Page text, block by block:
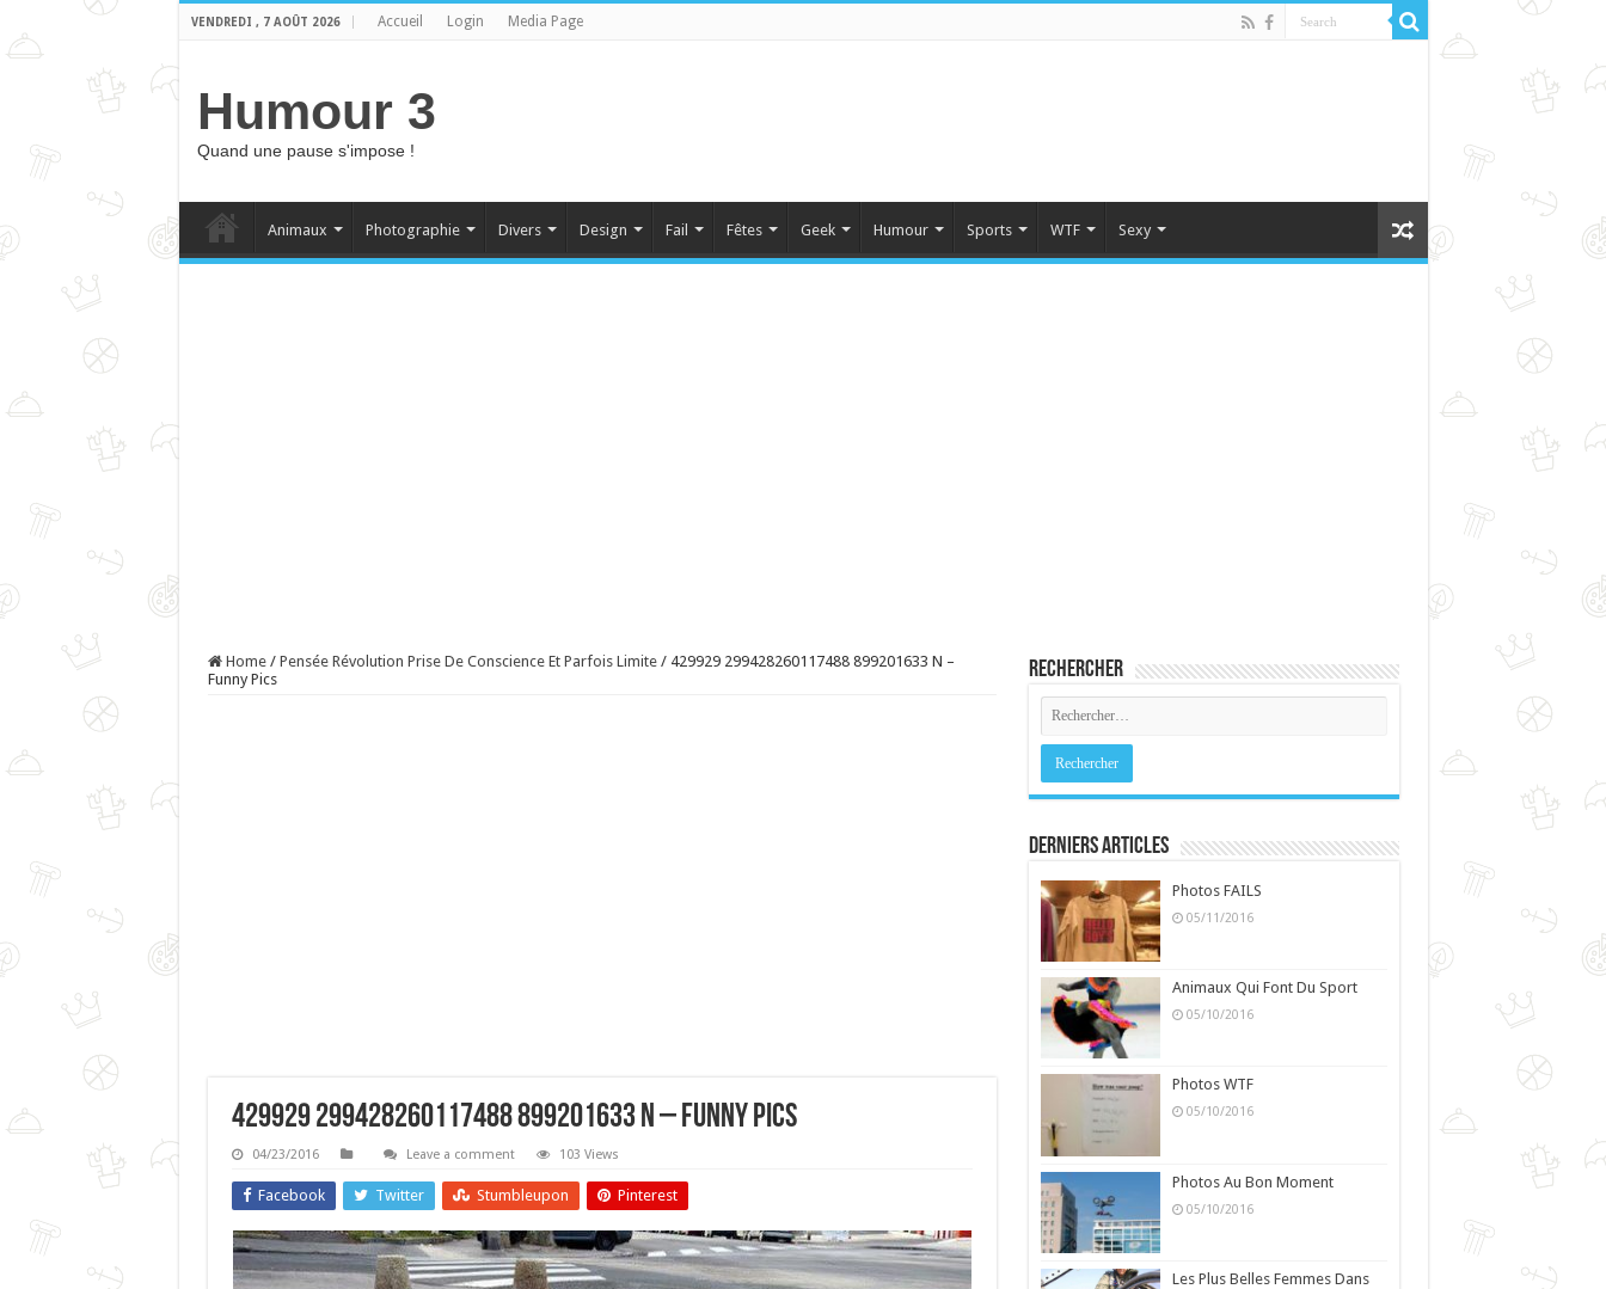
VENDREDI , 7 AOÛT 2026 Accueil Login Media Page
Humour 3
Quand une pause s'impose !
Animaux Photographie Divers Design Fail Fêtes Geek Humour Sports WTF Sexy
Home / Pensée Révolution Prise De Conscience Et Parfois Limite / 429929 299428260117488 899201633 N –
Funny Pics
429929 299428260117488 899201633 N – Funny Pics
04/23/2016 Leave a comment 103 Views
Facebook Twitter Stumbleupon Pinterest
Rechercher
Derniers Articles
Photos FAILS
05/11/2016
Animaux Qui Font Du Sport
05/10/2016
Photos WTF
05/10/2016
Photos Au Bon Moment
05/10/2016
Les Plus Belles Femmes Dans